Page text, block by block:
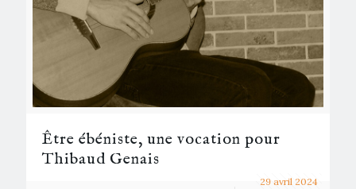
29 avril 2024
Être ébéniste, une vocation pour
Thibaud Genais